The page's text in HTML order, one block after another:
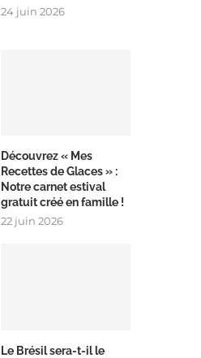
24 juin 2026
Découvrez « Mes
Recettes de Glaces » :
Notre carnet estival
gratuit créé en famille !
22 juin 2026
Le Brésil sera-t-il le